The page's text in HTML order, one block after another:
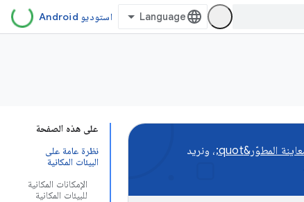
استوديو Android
على هذه الصفحة
نظرة عامة على
البيئات المكانية
الإمكانات المكانية
للبيئات المكانية
، ونريد